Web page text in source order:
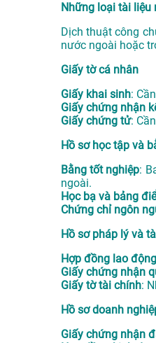
Những loại tài liệu
Dịch thuật công
nước ngoài hoặc
Giấy tờ cá nhân
Giấy khai sinh:
Giấy chứng nhận
Giấy chứng tử:
Hồ sơ học tập và
Bằng tốt nghiệp:
ngoài.
Học bạ và bảng
Chứng chỉ ngôn
Hồ sơ pháp lý và
Hợp đồng lao động
Giấy chứng nhận
Giấy tờ tài chính:
Hồ sơ doanh
Giấy chứng nhận